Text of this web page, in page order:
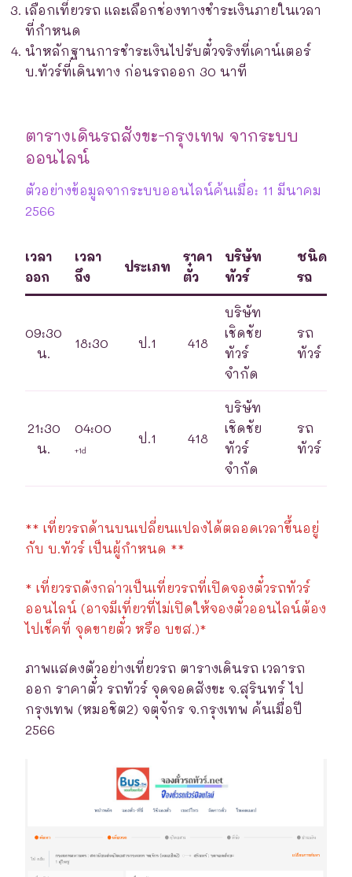
เลือกเที่ยวรถ และเลือกช่องทางชำระเงินภายในเวลา
ที่กำหนด
นำหลักฐานการชำระเงินไปรับตั๋วจริงที่เคาน์เตอร์
บ.ทัวร์ที่เดินทาง ก่อนรถออก 30 นาที
ตารางเดินรถสังขะ-กรุงเทพ จากระบบ
ออนไลน์
ตัวอย่างข้อมูลจากระบบออนไลน์ค้นเมื่อ: 11 มีนาคม
2566
เวลา
ออก
เวลา
ถึง
ประเภท
ราคา
ตั๋ว
บริษัท
ทัวร์
ชนิด
รถ
09:30
น.
18:30 ป.1 418
บริษัท
เชิดชัย
ทัวร์
จำกัด
รถ
ทัวร์
21:30
น.
04:00
+1d
ป.1 418
บริษัท
เชิดชัย
ทัวร์
จำกัด
รถ
ทัวร์
** เที่ยวรถด้านบนเปลี่ยนแปลงได้ตลอดเวลาขึ้นอยู่
กับ บ.ทัวร์ เป็นผู้กำหนด **
* เที่ยวรถดังกล่าวเป็นเที่ยวรถที่เปิดจองตั๋วรถทัวร์
ออนไลน์ (อาจมีเที่ยวที่ไม่เปิดให้จองตั๋วออนไลน์ต้อง
ไปเช็คที่ จุดขายตั๋ว หรือ บขส.)*
ภาพแสดงตัวอย่างเที่ยวรถ ตารางเดินรถ เวลารถ
ออก ราคาตั๋ว รถทัวร์ จุดจอดสังขะ จ.สุรินทร์ ไป
กรุงเทพ (หมอชิต2) จตุจักร จ.กรุงเทพ ค้นเมื่อปี
2566